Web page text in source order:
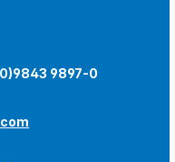
9897-0